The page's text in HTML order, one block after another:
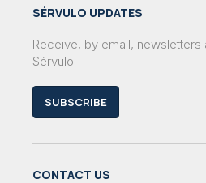
SÉRVULO UPDATES
Receive, by email, newsletters
Sérvulo
SUBSCRIBE
CONTACT US